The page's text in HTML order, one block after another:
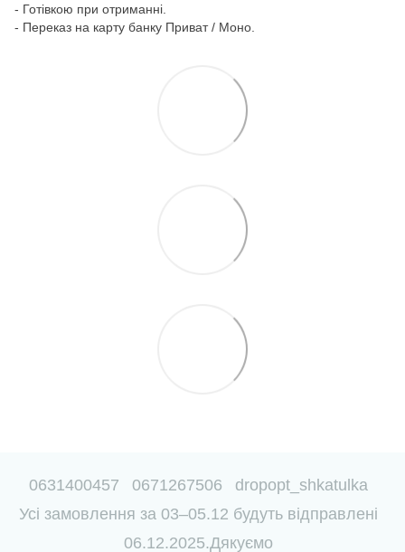
- Готівкою при отриманні.
- Переказ на карту банку Приват / Моно.
0631400457 0671267506
dropopt_shkatulka
Усі замовлення за 03–05.12 будуть відправлені
06.12.2025.Дякуємо